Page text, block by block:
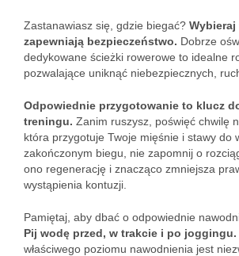
Zastanawiasz się, gdzie biegać?
zapewniają bezpieczeństwo. Dobrze
dedykowane ścieżki rowerowe to idealne
pozwalające uniknąć niebezpiecznych,
Odpowiednie przygotowanie to klucz
treningu. Zanim ruszysz, poświęć chwilę
która przygotuje Twoje mięśnie i stawy do
zakończonym biegu, nie zapomnij o
ono regenerację i znacząco zmniejsza
wystąpienia kontuzji.
Pamiętaj, aby dbać o odpowiednie
Pij wodę przed, w trakcie i po joggingu.
właściwego poziomu nawodnienia jest